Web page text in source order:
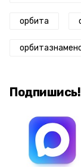
орбита
Подпишись!